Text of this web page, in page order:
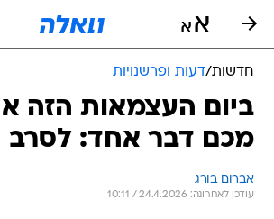
חדשות/דעות ופרשנויות
ביום העצמאות הזה
מכם דבר אחד: לסרב
אברום בורג
עודכן לאחרונה: 24.4.2026 / 10:11